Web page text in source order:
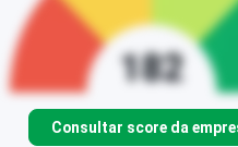
Consultar score da